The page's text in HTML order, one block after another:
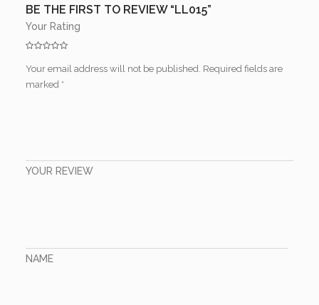
BE THE FIRST TO REVIEW “LL015”
Your email address will not be published. Required fields are
marked *
Your Rating
YOUR REVIEW
NAME